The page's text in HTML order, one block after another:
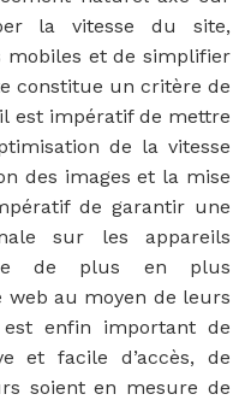
la vitesse du site,
mobiles et de simplifier
constitue un critère de
est impératif de mettre
de la vitesse
des images et la mise
de garantir une
sur les appareils
de plus en plus
web au moyen de leurs
enfin important de
et facile d’accès, de
soient en mesure de